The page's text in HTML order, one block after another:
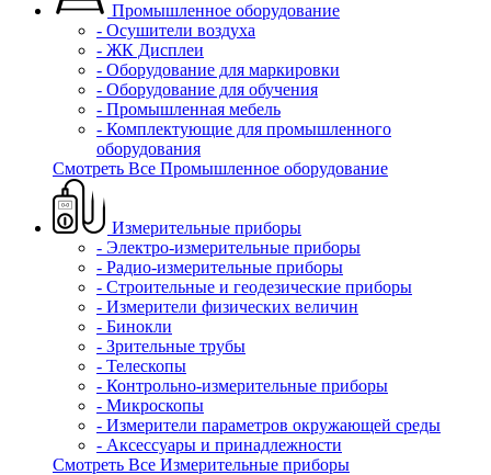
Промышленное оборудование
- Осушители воздуха
- ЖК Дисплеи
- Оборудование для маркировки
- Оборудование для обучения
- Промышленная мебель
- Комплектующие для промышленного
оборудования
Смотреть Все Промышленное оборудование
Измерительные приборы
- Электро-измерительные приборы
- Радио-измерительные приборы
- Строительные и геодезические приборы
- Измерители физических величин
- Бинокли
- Зрительные трубы
- Телескопы
- Контрольно-измерительные приборы
- Микроскопы
- Измерители параметров окружающей среды
- Аксессуары и принадлежности
Смотреть Все Измерительные приборы